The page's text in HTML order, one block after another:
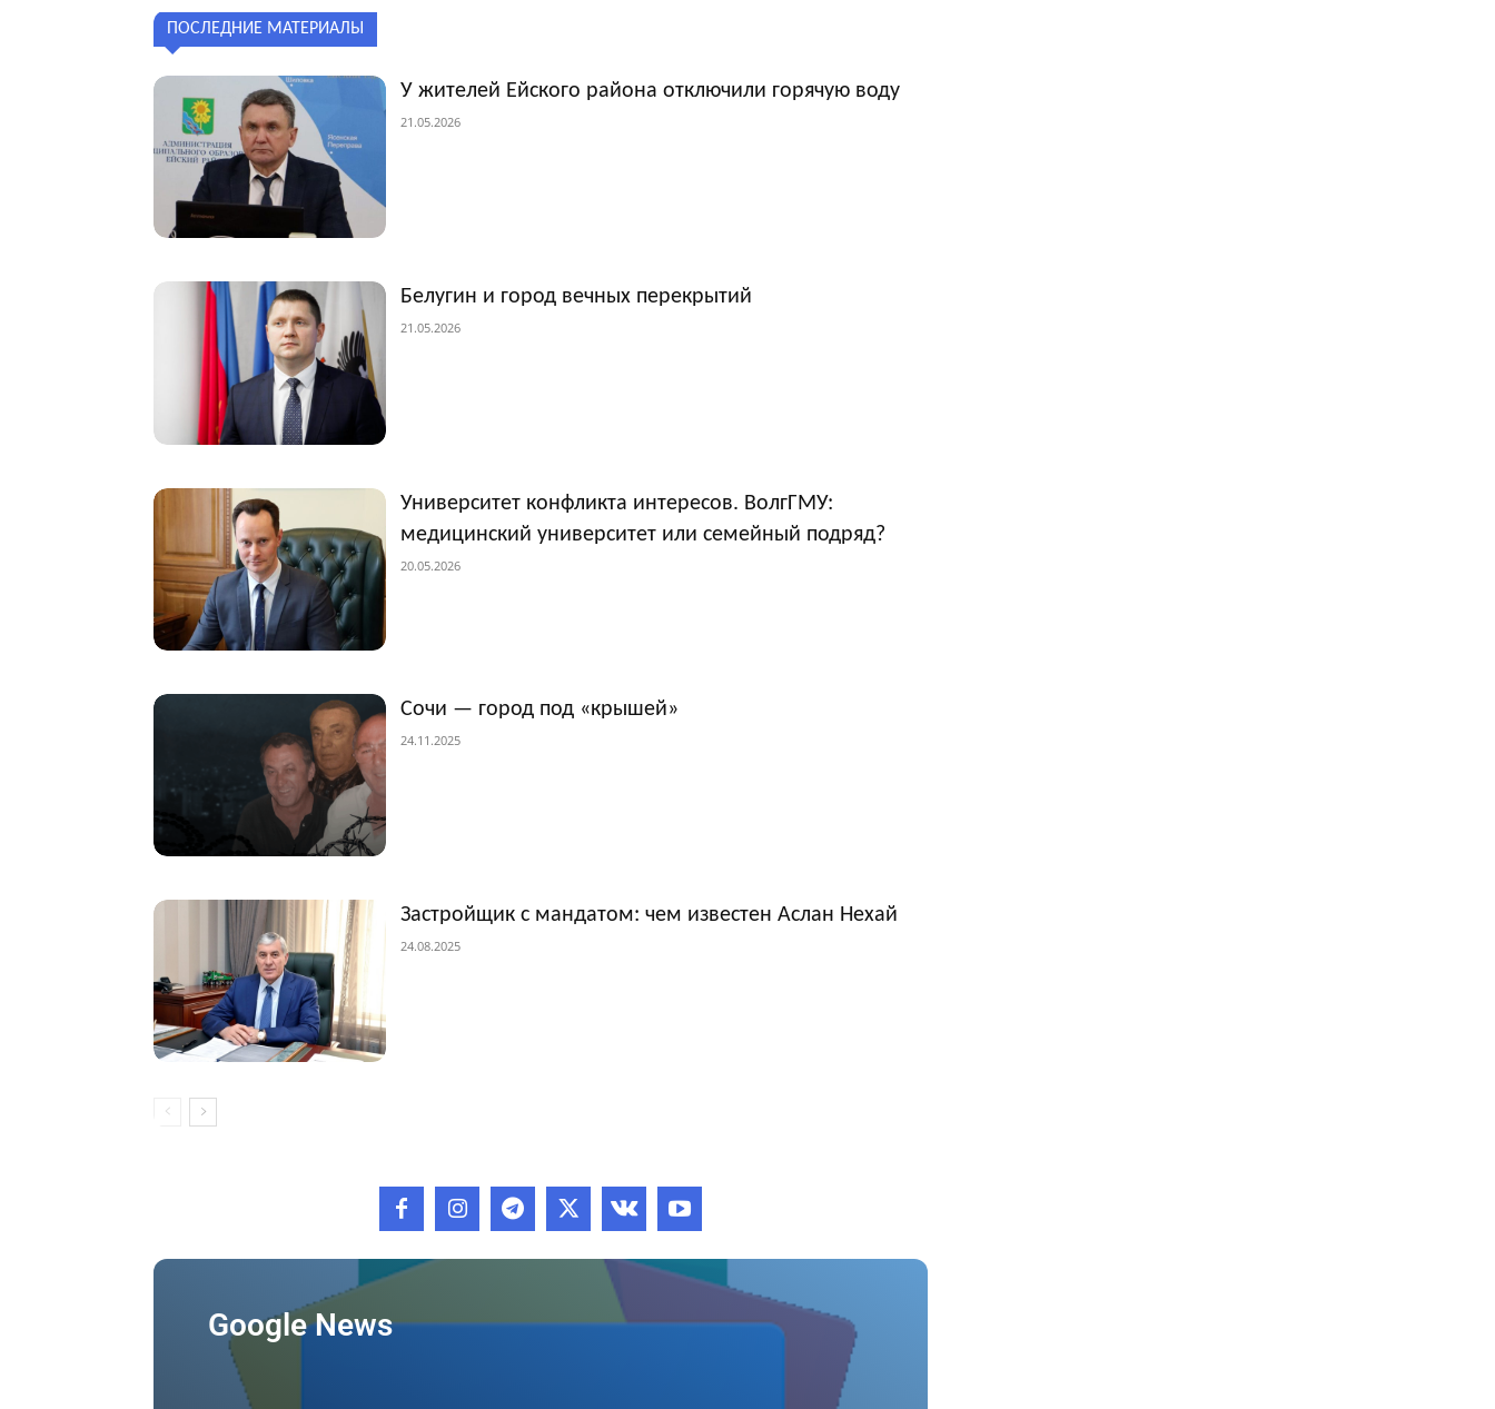
ПОСЛЕДНИЕ МАТЕРИАЛЫ
У жителей Ейского района отключили горячую воду
21.05.2026
Белугин и город вечных перекрытий
21.05.2026
Университет конфликта интересов. ВолгГМУ:
медицинский университет или семейный подряд?
20.05.2026
Сочи — город под «крышей»
24.11.2025
Застройщик с мандатом: чем известен Аслан Нехай
24.08.2025
Google News